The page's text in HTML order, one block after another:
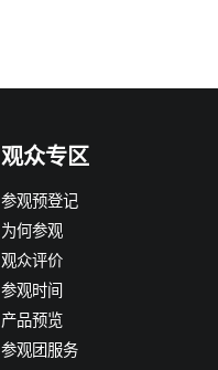
观众专区
参观预登记
为何参观
观众评价
参观时间
产品预览
参观团服务